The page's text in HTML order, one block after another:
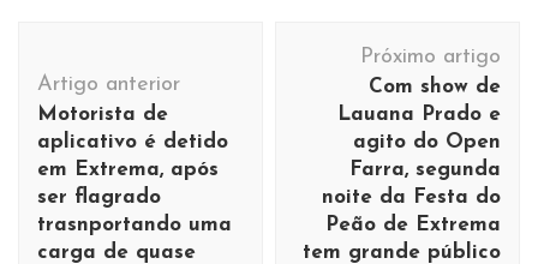
de
post
Artigo anterior
Motorista de
aplicativo é detido
em Extrema, após
ser flagrado
trasnportando uma
carga de quase
Próximo artigo
Com show de
Lauana Prado e
agito do Open
Farra, segunda
noite da Festa do
Peão de Extrema
tem grande público